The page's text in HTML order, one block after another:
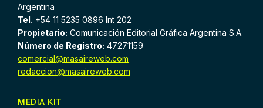
Argentina
Tel. +54 11 5235 0896 Int 202
Propietario: Comunicación Editorial Gráfica Argentina S.A.
Número de Registro: 47271159
comercial@masaireweb.com
redaccion@masaireweb.com
MEDIA KIT